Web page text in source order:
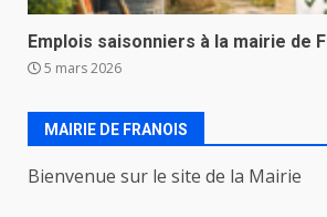
Emplois saisonniers à la mairie de
5 mars 2026
MAIRIE DE FRANOIS
Bienvenue sur le site de la Mairie